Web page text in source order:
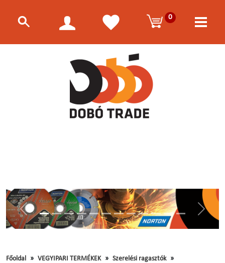
0
Előző
Főoldal VEGYIPARI TERMÉKEK
Szerelési ragasztók